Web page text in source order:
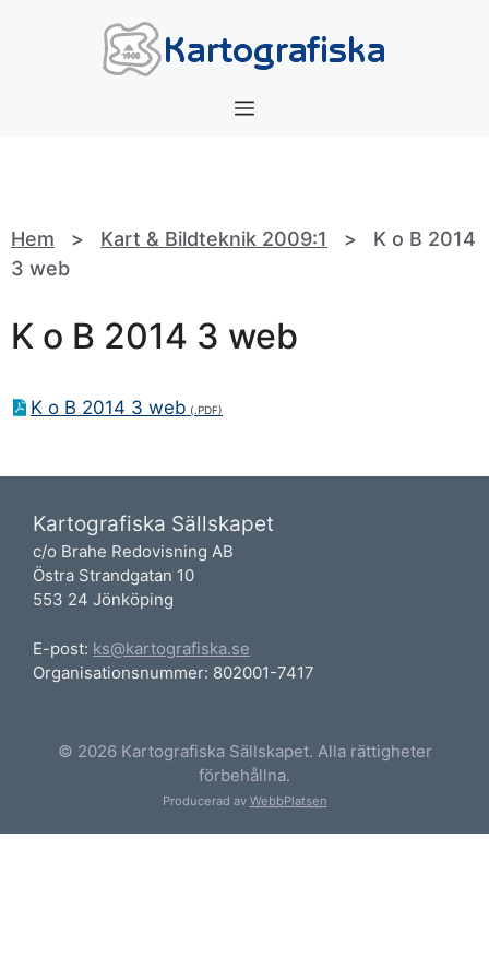
Meny
Hem > Kart & Bildteknik 2009:1 > K o B 2014
3 web
K o B 2014 3 web
K o B 2014 3 web
Kartografiska Sällskapet
c/o Brahe Redovisning AB
Östra Strandgatan 10
553 24 Jönköping
E-post: ks@kartografiska.se
Organisationsnummer: 802001-7417
© 2026 Kartografiska Sällskapet. Alla rättigheter
förbehållna.
Producerad av WebbPlatsen